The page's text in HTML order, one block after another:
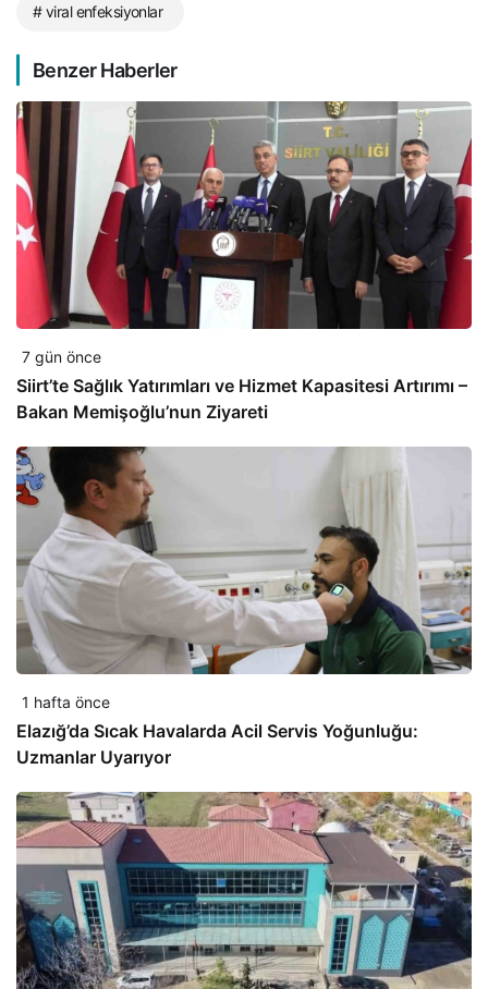
# viral enfeksiyonlar
Benzer Haberler
7 gün önce
Siirt’te Sağlık Yatırımları ve Hizmet Kapasitesi Artırımı –
Bakan Memişoğlu’nun Ziyareti
1 hafta önce
Elazığ’da Sıcak Havalarda Acil Servis Yoğunluğu:
Uzmanlar Uyarıyor